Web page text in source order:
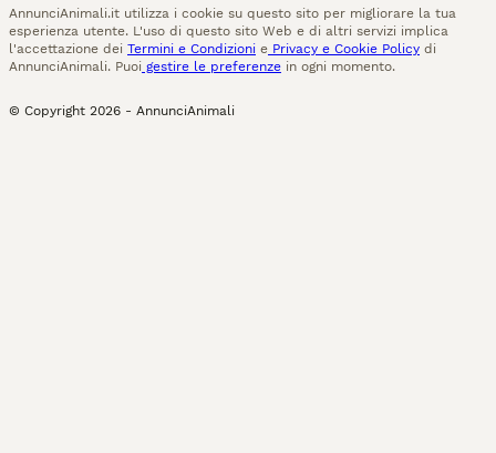
AnnunciAnimali.it utilizza i cookie su questo sito per migliorare la tua
esperienza utente. L'uso di questo sito Web e di altri servizi implica
l'accettazione dei Termini e Condizioni e Privacy e Cookie Policy di
AnnunciAnimali. Puoi gestire le preferenze in ogni momento.
© Copyright 2026 - AnnunciAnimali